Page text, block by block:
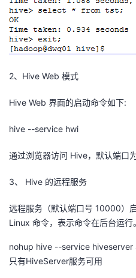
2、Hive Web 模式
Hive Web 界面的启动命令如下:
hive --service hwi
通过浏览器访问 Hive，默认端口
3、 Hive 的远程服务
远程服务（默认端口号 10000）
Linux 命令，表示命令在后台运行。
nohup hive --service hiveserver
只有HiveServer服务可用